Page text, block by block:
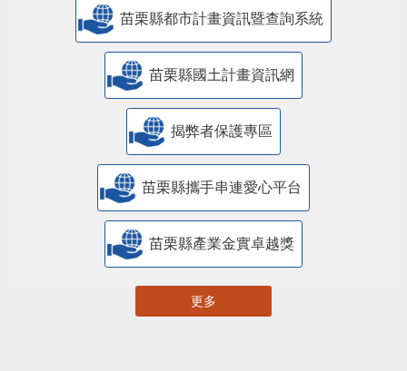
苗栗縣都市計畫資訊暨查詢系統
苗栗縣國土計畫資訊網
揭弊者保護專區
苗栗縣攜手串連愛心平台
苗栗縣產業金實卓越獎
更多